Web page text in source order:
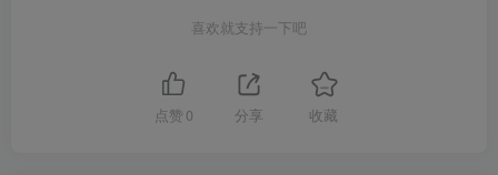
喜欢就支持一下吧
点赞 0 分享 收藏